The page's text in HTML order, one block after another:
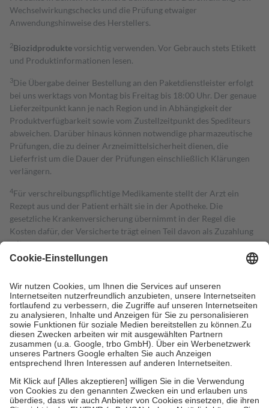
Wechselwirkungschecks und die Prüfung etwaiger
Anwendungshinweise des Herstellers.
2Biozidproduktevorsichtig verwenden. Vor Gebrauch stets Etikett
und Produktinformationen lesen.
3Die Übergabe deiner Bestellung an den Paketdienstleister erfolgt
bei uns werktags von Montag bis Freitag bis 18:00 Uhr. Der genaue
Lieferzeitpunkt kann je nach Region und in Abhängigkeit der
Produktverfügbarkeit sowie vom Zustellzeitpunkt des Spediteurs
abweichen. Darüber hinaus können notwendige pharmazeutische
Prüfungen, die zu deiner Arzneimittelsicherheit dienen, die
Lieferfrist um die Dauer der Prüfungen einschließlich Klärungen
verlängern.
4Für verschreibungspflichtige Medikamente stellt der Arzt ein
Rezept aus und der Patient erhält sie in der Apotheke. Die
gesetzliche Krankenversicherung übernimmt in der Regel die
Kosten dafür, der Versicherte trägt einen Teil davon als Zuzahlung
mit.
Grundsätzlich leisten Mitglieder Zuzahlungen in Höhe von zehn
höchstens zehn Euro.
Es sind jedoch nie mehr als die tatsächlichen
Kosten der Leistung zu entrichten.
Diese Regeln gelten grundsätzlich auch für Online-Apotheken.
Bei Heilmitteln und häuslicher Krankenpflege beträgt die
Zuzahlung zehn Prozent der Kosten sowie zehn Euro je
Verordnung.
Um das Engagement der Versicherten für ihre eigene Gesundheit zu
stärken und die besondere Stellung der Familie zu unterstützen,
fallenkeine Zuzahlungenan bei:
• Kindern und Jugendlichen bis zum vollendeten 18. Lebensjahr